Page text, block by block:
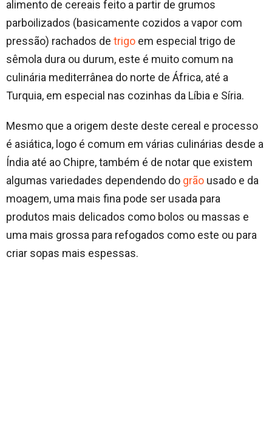
alimento de cereais feito a partir de grumos
parboilizados (basicamente cozidos a vapor com
pressão) rachados de trigo em especial trigo de
sêmola dura ou durum, este é muito comum na
culinária mediterrânea do norte de África, até a
Turquia, em especial nas cozinhas da Líbia e Síria.
Mesmo que a origem deste deste cereal e processo
é asiática, logo é comum em várias culinárias desde a
Índia até ao Chipre, também é de notar que existem
algumas variedades dependendo do grão usado e da
moagem, uma mais fina pode ser usada para
produtos mais delicados como bolos ou massas e
uma mais grossa para refogados como este ou para
criar sopas mais espessas.